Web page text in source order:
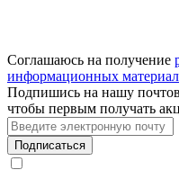
Соглашаюсь на получение
информационных
Подпишись на нашу
чтобы первым получать
Подписаться